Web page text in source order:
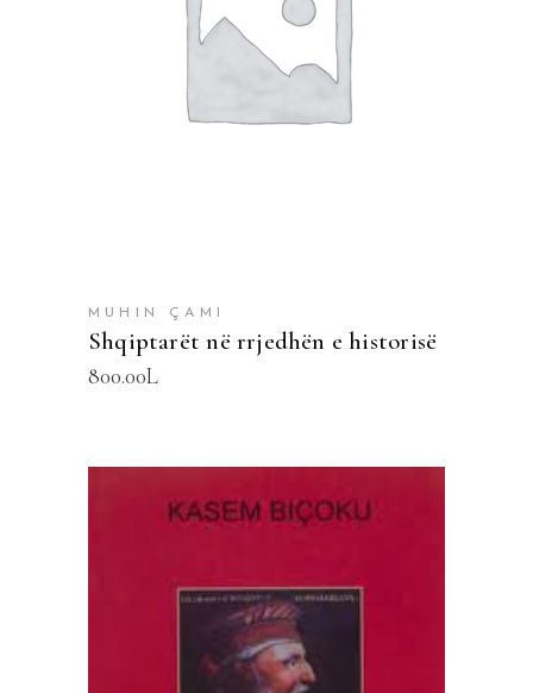
SHTOJE NË SHPORTË
MUHIN ÇAMI
Shqiptarët në rrjedhën e historisë
800.00L